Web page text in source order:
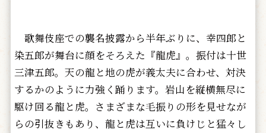
歌舞伎座での襲名披露から半年ぶりに、幸四郎と
染五郎が舞台に顔をそろえた『龍虎』。振付は十世
三津五郎。天の龍と地の虎が義太夫に合わせ、対決
するかのように力強く踊ります。岩山を縦横無尽に
駆け回る龍と虎。さまざまな毛振りの形を見せなが
らの引抜きもあり、龍と虎は互いに負けじと猛々し